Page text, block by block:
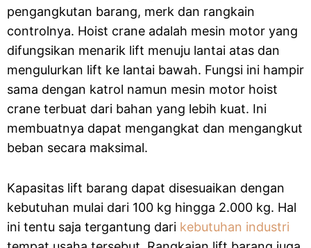
pengangkutan barang, merk dan rangkain
controlnya. Hoist crane adalah mesin motor yang
difungsikan menarik lift menuju lantai atas dan
mengulurkan lift ke lantai bawah. Fungsi ini hampir
sama dengan katrol namun mesin motor hoist
crane terbuat dari bahan yang lebih kuat. Ini
membuatnya dapat mengangkat dan mengangkut
beban secara maksimal.
Kapasitas lift barang dapat disesuaikan dengan
kebutuhan mulai dari 100 kg hingga 2.000 kg. Hal
ini tentu saja tergantung dari kebutuhan industri